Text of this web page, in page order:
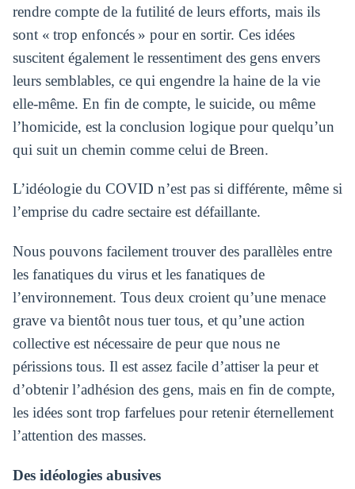
rendre compte de la futilité de leurs efforts, mais ils
sont « trop enfoncés » pour en sortir. Ces idées
suscitent également le ressentiment des gens envers
leurs semblables, ce qui engendre la haine de la vie
elle-même. En fin de compte, le suicide, ou même
l’homicide, est la conclusion logique pour quelqu’un
qui suit un chemin comme celui de Breen.
L’idéologie du COVID n’est pas si différente, même si
l’emprise du cadre sectaire est défaillante.
Nous pouvons facilement trouver des parallèles entre
les fanatiques du virus et les fanatiques de
l’environnement. Tous deux croient qu’une menace
grave va bientôt nous tuer tous, et qu’une action
collective est nécessaire de peur que nous ne
périssions tous. Il est assez facile d’attiser la peur et
d’obtenir l’adhésion des gens, mais en fin de compte,
les idées sont trop farfelues pour retenir éternellement
l’attention des masses.
Des idéologies abusives